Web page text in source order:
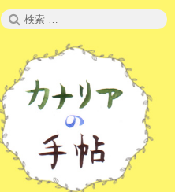
検
索: